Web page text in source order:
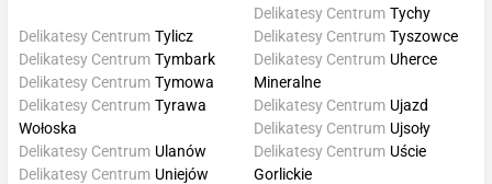
Delikatesy Centrum Tychy
Delikatesy Centrum Tylicz
Delikatesy Centrum Tymbark
Delikatesy Centrum Tymowa
Delikatesy Centrum Tyrawa
Wołoska
Delikatesy Centrum Tyszowce
Delikatesy Centrum Uherce
Mineralne
Delikatesy Centrum Ujazd
Delikatesy Centrum Ujsoły
Delikatesy Centrum Ulanów
Delikatesy Centrum Uniejów
Delikatesy Centrum Uście
Gorlickie